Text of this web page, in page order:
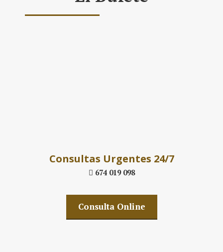
Consultas Urgentes 24/7
674 019 098
Consulta Online